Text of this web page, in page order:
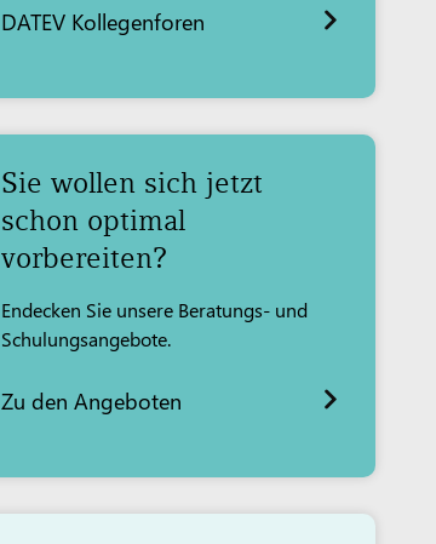
DATEV Kollegenforen
Sie wollen sich jetzt
schon optimal
vorbereiten?
Endecken Sie unsere Beratungs- und
Schulungsangebote.
Zu den Angeboten